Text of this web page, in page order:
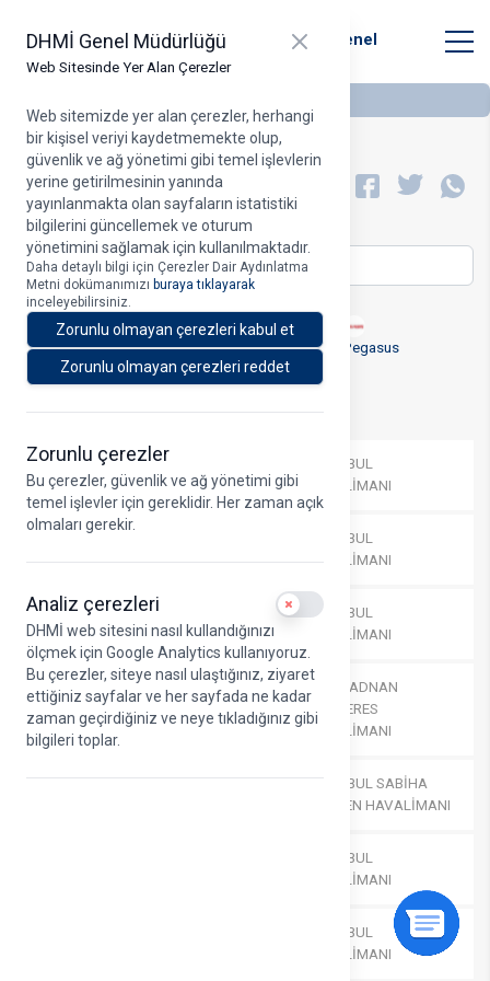
DHMİ Genel Müdürlüğü
Web Sitesinde Yer Alan Çerezler
Close panel
Web sitemizde yer alan çerezler, herhangi
bir kişisel veriyi kaydetmemekte olup,
güvenlik ve ağ yönetimi gibi temel işlevlerin
yerine getirilmesinin yanında
yayınlanmakta olan sayfaların istatistiki
bilgilerini güncellemek ve oturum
yönetimini sağlamak için kullanılmaktadır.
Daha detaylı bilgi için Çerezler Dair Aydınlatma
Metni dokümanımızı buraya tıklayarak
inceleyebilirsiniz.
Zorunlu olmayan çerezleri kabul et
Zorunlu olmayan çerezleri reddet
Zorunlu çerezler
Bu çerezler, güvenlik ve ağ yönetimi gibi
temel işlevler için gereklidir. Her zaman açık
olmaları gerekir.
Analiz çerezleri Use setting
DHMİ web sitesini nasıl kullandığınızı
ölçmek için Google Analytics kullanıyoruz.
Bu çerezler, siteye nasıl ulaştığınız, ziyaret
ettiğiniz sayfalar ve her sayfada ne kadar
zaman geçirdiğiniz ve neye tıkladığınız gibi
bilgileri toplar.
Devlet Hava Meydanları İşletmesi Genel
Müdürlüğü
Uçuş Noktaları A
🔍
Türk Hava Yolları AJet Sun Express Pegasus
Hava Yolu Kalkış Varış
Türk Hava
Yolları
ADIYAMAN
HAVALİMANI
İSTANBUL
HAVALİMANI
Türk Hava
Yolları
HAVALİMANI
İSTANBUL
HAVALİMANI
Türk Hava
Yolları
AMASYA MERZİFON
HAVALİMANI
İSTANBUL
HAVALİMANI
Türk Hava
Yolları
ANKARA ESENBOĞA
HAVALİMANI
İZMİR ADNAN
MENDERES
HAVALİMANI
Türk Hava
ANKARA ESENBOĞA
İSTANBUL SABİHA
GÖKÇEN HAVALİMANI
İSTANBUL
HAVALİMANI
İSTANBUL
HAVALİMANI